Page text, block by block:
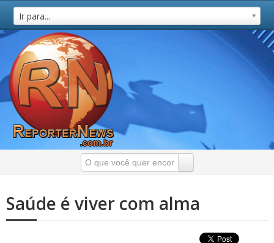
Ir para...
Saúde é viver com alma